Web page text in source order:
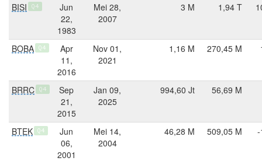
BISI Q4
Jun
22,
1983
Mei 28,
2007
3 M 1,94 T
BOBA Q4
Apr
11,
2016
Nov 01,
2021
1,16 M 270,45 M
BRRC Q4
Sep
21,
2015
Jan 09,
2025
994,60 Jt 56,69 M
BTEK Q4
Jun
06,
2001
Mei 14,
2004
46,28 M 509,05 M -